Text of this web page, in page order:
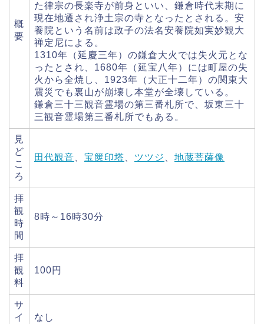
概
要
た律宗の長楽寺が前身といい、鎌倉時代末期に
現在地遷され浄土宗の寺となったとされる。安
養院という名前は政子の法名安養院如実妙観大
禅定尼による。
1310年（延慶三年）の鎌倉大火では失火元とな
ったとされ、1680年（延宝八年）には町屋の失
火から全焼し、1923年（大正十二年）の関東大
震災でも裏山が崩壊し本堂が全壊している。
鎌倉三十三観音霊場の第三番札所で、坂東三十
三観音霊場第三番札所でもある。
見
ど
こ
ろ
田代観音 宝篋印塔 ツツジ 地蔵菩薩像
拝
観
時
間
8時～16時30分
拝
観
料
100円
サ
イ
なし